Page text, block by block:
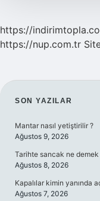
https://
https://nup.com.tr
SON YAZILAR
Mantar nasıl yetiştirilir ?
Ağustos 9, 2026
Tarihte sancak ne demek
Ağustos 8, 2026
Kapalılar kimin yanında
Ağustos 7, 2026